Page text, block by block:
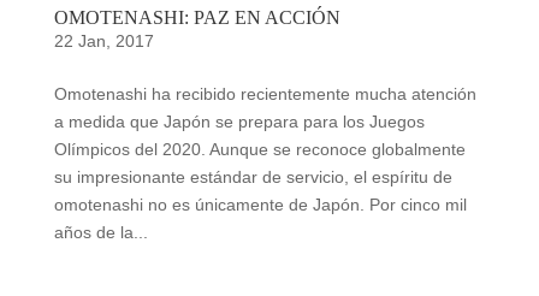
OMOTENASHI: PAZ EN ACCIÓN
22 Jan, 2017
Omotenashi ha recibido recientemente mucha atención
a medida que Japón se prepara para los Juegos
Olímpicos del 2020. Aunque se reconoce globalmente
su impresionante estándar de servicio, el espíritu de
omotenashi no es únicamente de Japón. Por cinco mil
años de la...